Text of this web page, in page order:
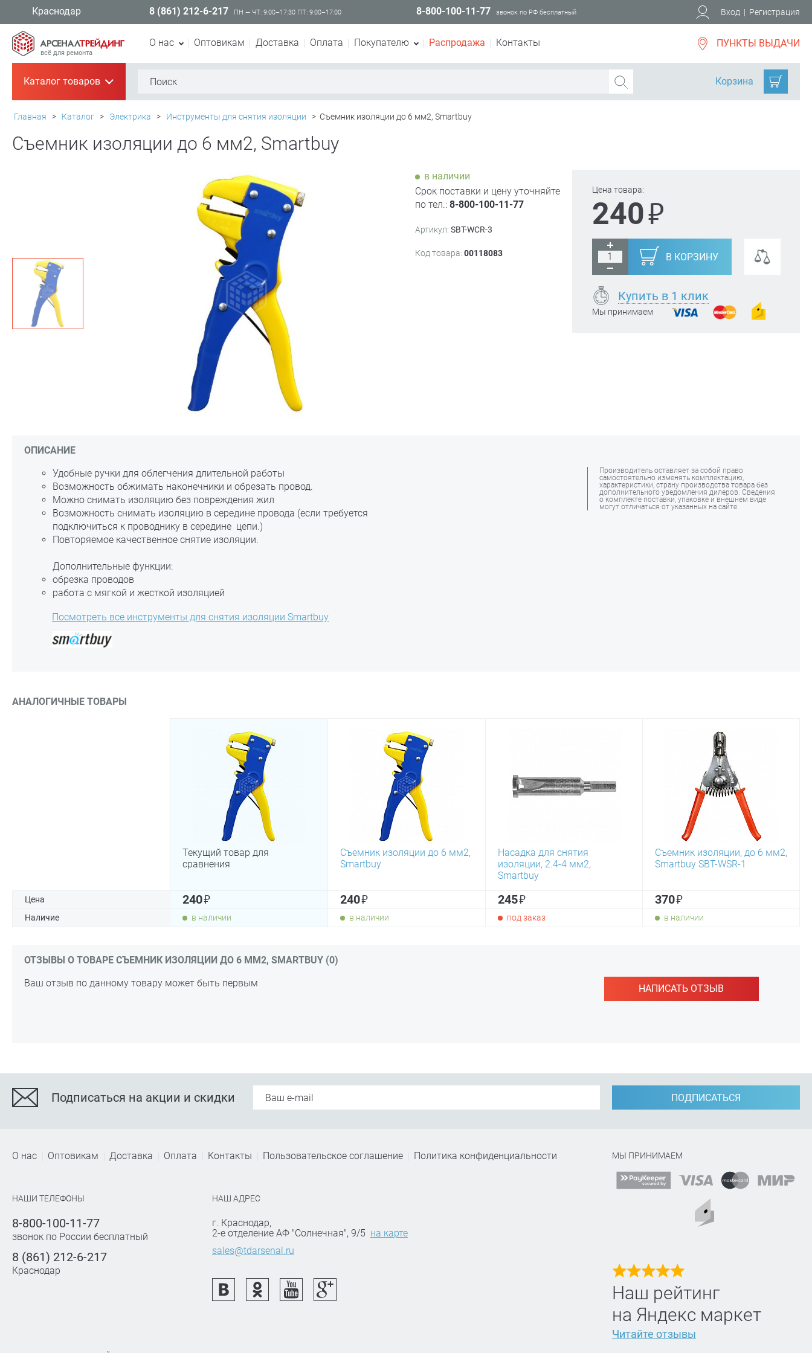
Краснодар 8 (861) 212-6-217 ПН — ЧТ: 9:00–17:30 ПТ: 9:00–17:00 8-800-100-11-77 звонок по РФ бесплатный Вход | Регистрация
всё для ремонта
О нас Оптовикам Доставка Оплата Покупателю Распродажа Контакты ПУНКТЫ ВЫДАЧИ
Каталог товаров+ Корзина
Главная > Каталог > Электрика > Инструменты для снятия изоляции > Съемник изоляции до 6 мм2, Smartbuy
Съемник изоляции до 6 мм2, Smartbuy
Цена товара:
240₽
В КОРЗИНУ
Купить в 1 клик
Мы принимаем
в наличии
Срок поставки и цену уточняйте
по тел.:8-800-100-11-77
Артикул: SBT-WCR-3
Код товара: 00118083
ОПИСАНИЕ
Удобные ручки для облегчения длительной работы
Возможность обжимать наконечники и обрезать провод.
Можно снимать изоляцию без повреждения жил
Возможность снимать изоляцию в середине провода (если требуется
подключиться к проводнику в середине цепи.)
Повторяемое качественное снятие изоляции.
Дополнительные функции:
обрезка проводов
работа с мягкой и жесткой изоляцией
Производитель оставляет за собой право
самостоятельно изменять комплектацию,
характеристики, страну производства товара без
дополнительного уведомления дилеров. Сведения
о комплекте поставки, упаковке и внешнем виде
могут отличаться от указанных на сайте.
Посмотреть все инструменты для снятия изоляции Smartbuy
АНАЛОГИЧНЫЕ ТОВАРЫ
Текущий товар для
сравнения
Съемник изоляции до 6 мм2,
Smartbuy
Насадка для снятия
изоляции, 2.4-4 мм2,
Smartbuy
Съемник изоляции, до 6 мм2,
Smartbuy SBT-WSR-1
Цена 240₽ 240₽ 245₽ 370₽
Наличие в наличии в наличии под заказ в наличии
ОТЗЫВЫ О ТОВАРЕ СЪЕМНИК ИЗОЛЯЦИИ ДО 6 ММ2, SMARTBUY (0)
НАПИСАТЬ ОТЗЫВ
Ваш отзыв по данному товару может быть первым
Подписаться на акции и скидки ПОДПИСАТЬСЯ
О нас Оптовикам Доставка Оплата Контакты Пользовательское соглашение Политика конфиденциальности
НАШИ ТЕЛЕФОНЫ
8-800-100-11-77
звонок по России бесплатный
8 (861) 212-6-217
Краснодар
НАШ АДРЕС
г. Краснодар,
2-е отделение АФ "Солнечная", 9/5 на карте
sales@tdarsenal.ru
МЫ ПРИНИМАЕМ
Наш рейтинг
на Яндекс маркет
Читайте отзывы